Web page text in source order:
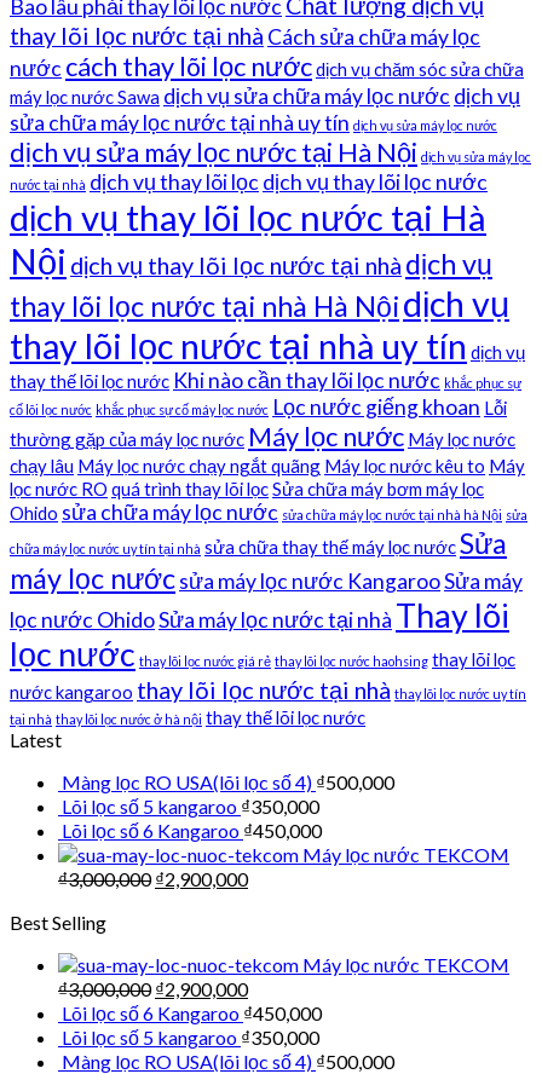
Bao lâu phải thay lõi lọc nước
thay lõi lọc nước tại nhà Cách sửa chữa máy lọc
nước cách thay lõi lọc nướcdịch vụ chăm sóc sửa chữa
máy lọc nước Sawa dịch vụ sửa chữa máy lọc nước dịch vụ
sửa chữa máy lọc nước tại nhà uy tín dịch vụ sửa máy lọc nước
dịch vụ sửa máy lọc nước tại Hà Nội dịch vụ sửa máy lọc
nước tại nhà dịch vụ thay lõi lọc dịch vụ thay lõi lọc nước
dịch vụ thay lõi lọc nước tại Hà
Nội dịch vụ thay lõi lọc nước tại nhà dịch vụ
thay lõi lọc nước tại nhà Hà Nộidịch vụ
thay lõi lọc nước tại nhà uy tín dịch vụ
thay thế lõi lọc nước Khi nào cần thay lõi lọc nước khắc phục sự
cố lõi lọc nước khắc phục sự cố máy lọc nước Lọc nước giếng khoan Lỗi
thường gặp của máy lọc nước Máy lọc nước Máy lọc nước
chạy lâu Máy lọc nước chạy ngắt quãng Máy lọc nước kêu to Máy
lọc nước RO quá trình thay lõi lọcSửa chữa máy bơm máy lọc
Ohido sửa chữa máy lọc nước sửa chữa máy lọc nước tại nhà hà Nội sửa
chữa máy lọc nước uy tín tại nhà sửa chữa thay thế máy lọc nướcSửa
máy lọc nướcsửa máy lọc nước KangarooSửa máy
lọc nước OhidoSửa máy lọc nước tại nhà Thay lõi
lọc nước thay lõi lọc nước giá rẻ thay lõi lọc nước haohsing thay lõi lọc
nước kangaroo thay lõi lọc nước tại nhà thay lõi lọc nước uy tín
tại nhà thay lõi lọc nước ở hà nội thay thế lõi lọc nước
Latest
Màng lọc RO USA(lõi lọc số 4) ₫500,000
Lõi lọc số 5 kangaroo ₫350,000
Lõi lọc số 6 Kangaroo ₫450,000
Máy lọc nước TEKCOM
₫3,000,000 ₫2,900,000
Best Selling
Máy lọc nước TEKCOM
₫3,000,000 ₫2,900,000
Lõi lọc số 6 Kangaroo ₫450,000
Lõi lọc số 5 kangaroo ₫350,000
Màng lọc RO USA(lõi lọc số 4) ₫500,000